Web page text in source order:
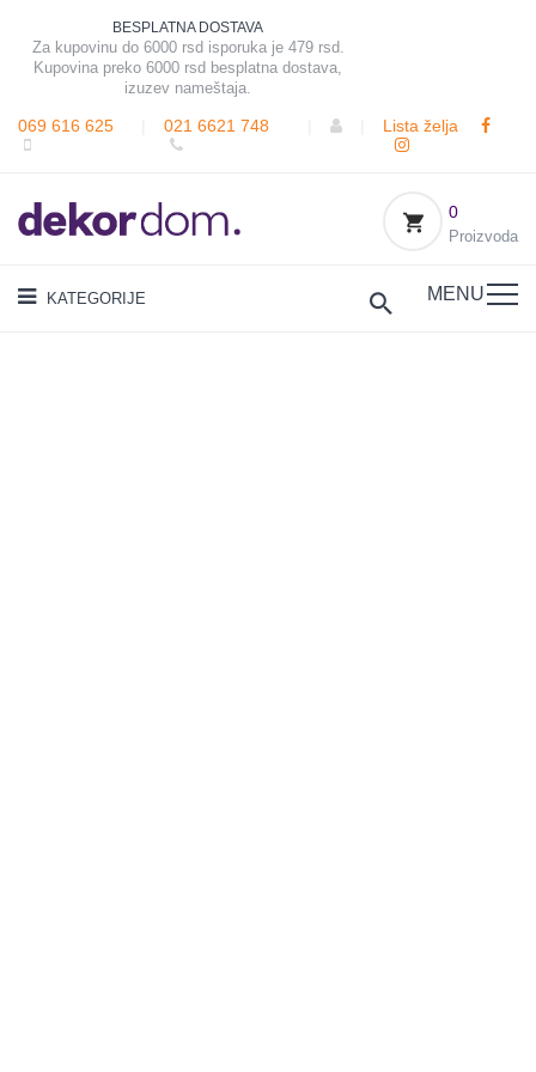
BESPLATNA DOSTAVA
Za kupovinu do 6000 rsd isporuka je 479 rsd.
Kupovina preko 6000 rsd besplatna dostava,
izuzev nameštaja.
069 616 625 021 6621 748 Lista želja
0
Proizvoda
KATEGORIJE MENU